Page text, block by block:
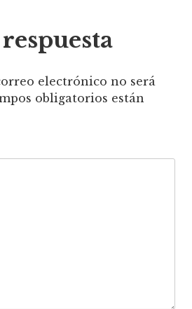
electrónico no será
obligatorios están